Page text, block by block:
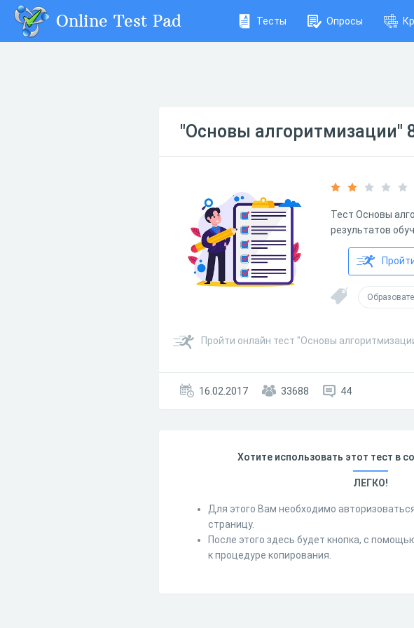
Online Test Pad Тесты Опросы
"Основы алгоритмизации"
Тест Основы
результатов
Пройти онлайн тест "Основы
16.02.2017 33688 44
Хотите использовать этот тест в
ЛЕГКО!
Для этого Вам необходимо
страницу.
После этого здесь будет кнопка, с
к процедуре копирования.